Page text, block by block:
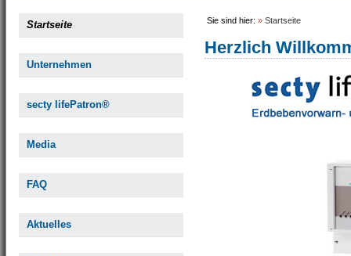
Startseite
Unternehmen
secty lifePatron®
Media
FAQ
Aktuelles
Sie sind hier: » Startseite
Herzlich